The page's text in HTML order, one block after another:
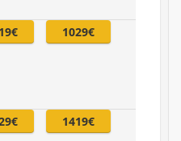
1029€
1419€